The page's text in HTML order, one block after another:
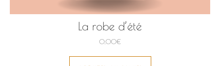
La robe d’été
0,00€